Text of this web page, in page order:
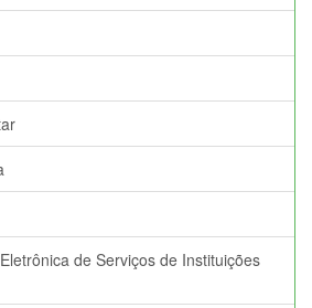
de Serviços de Instituições